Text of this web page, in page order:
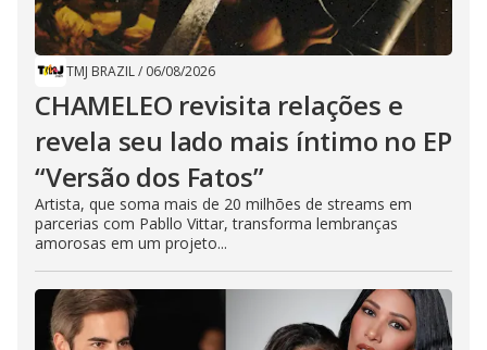
TMJ BRAZIL/ 06/08/2026
CHAMELEO revisita relações e
revela seu lado mais íntimo no EP
“Versão dos Fatos”
Artista, que soma mais de 20 milhões de streams em
parcerias com Pabllo Vittar, transforma lembranças
amorosas em um projeto...